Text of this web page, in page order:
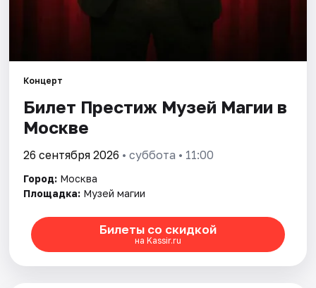
Концерт
Билет Престиж Музей Магии в
Москве
26 сентября 2026 • суббота • 11:00
Город: Москва
Площадка: Музей магии
Билеты со скидкой
на Kassir.ru